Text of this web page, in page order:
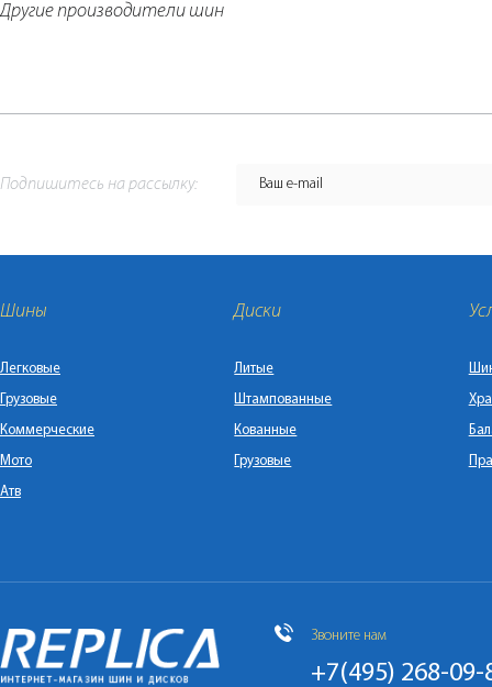
Другие производители шин
Подпишитесь на рассылку:
Шины
Легковые
Грузовые
Коммерческие
Мото
Атв
Диски
Литые
Штампованные
Кованные
Грузовые
Звоните нам
+7(495) 268-09-